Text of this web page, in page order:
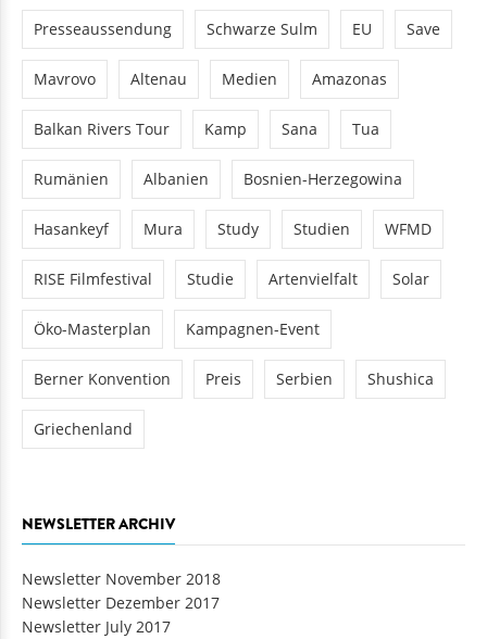
Presseaussendung Schwarze Sulm EU Save
Mavrovo Altenau Medien Amazonas
Balkan Rivers Tour Kamp Sana Tua
Rumänien Albanien Bosnien-Herzegowina
Hasankeyf Mura Study Studien WFMD
RISE Filmfestival Studie Artenvielfalt Solar
Öko-Masterplan Kampagnen-Event
Berner Konvention Preis Serbien Shushica
Griechenland
NEWSLETTER ARCHIV
Newsletter November 2018
Newsletter Dezember 2017
Newsletter July 2017